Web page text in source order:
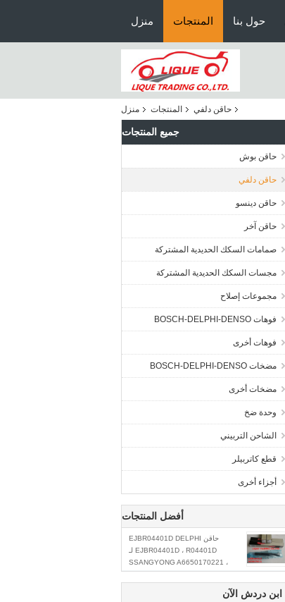
منزل المنتجات حول بنا
منزل المنتجات حاقن دلفي
جميع المنتجات
حاقن بوش
حاقن دلفي
حاقن دينسو
حاقن آخر
صمامات السكك الحديدية المشتركة
مجسات السكك الحديدية المشتركة
مجموعات إصلاح
فوهات BOSCH-DELPHI-DENSO
فوهات أخرى
مضخات BOSCH-DELPHI-DENSO
مضخات أخرى
وحدة ضخ
الشاحن التربيني
قطع كاتربيلر
أجزاء أخرى
أفضل المنتجات
حاقن EJBR04401D DELPHI
EJBR04401D ، R04401D لـ
SSANGYONG A6650170221 ،
6650170221
ابن دردش الآن